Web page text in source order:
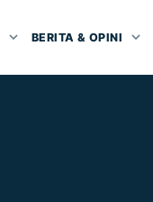
BERITA & OPINI